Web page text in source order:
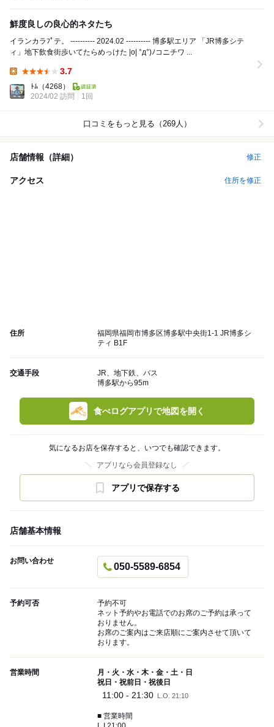
鮮度良しの良心的ネタたち
イランカラﾌﾟテ。 ---------- 2024.02 ---------- 博多駅エリア 「JR博多シテ
ィ」地下飲食街歩いてたらめっけた |o| °д°)ﾉコニチワ ...
3.7
ﾄﾑ （4268）
2024/02 訪問
1回
口コミをもっと見る（269人）
店舗情報（詳細） 修正
アクセス 住所を修正
住所
福岡県福岡市博多区博多駅中央街1-1 JR博多シ
ティ B1F
交通手段
JR、地下鉄、バス
博多駅から95m
食べログアプリで地図を開く
気になるお店を保存すると、いつでも確認できます。
アプリなら会員登録なし
アプリで保存する
店舗基本情報
お問い合わせ
050-5589-6854
予約可否
予約不可
ネット予約やお電話でのお席のご予約は承って
おりません。
お席のご案内はご来店順にご案内させて頂いて
おります。
営業時間
月・火・水・木・金・土・日
祝日・祝前日・祝後日
11:00 - 21:30 L.O. 21:10
■ 営業時間